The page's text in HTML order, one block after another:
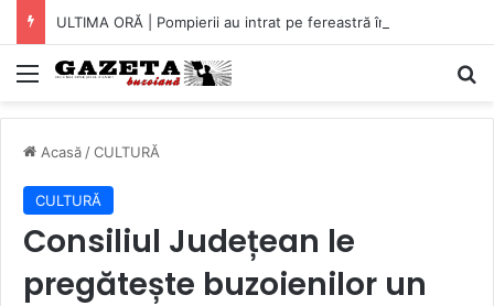
Mediu
Acasă /CULTURĂ
CULTURĂ
Consiliul Județean le
pregătește buzoienilor un